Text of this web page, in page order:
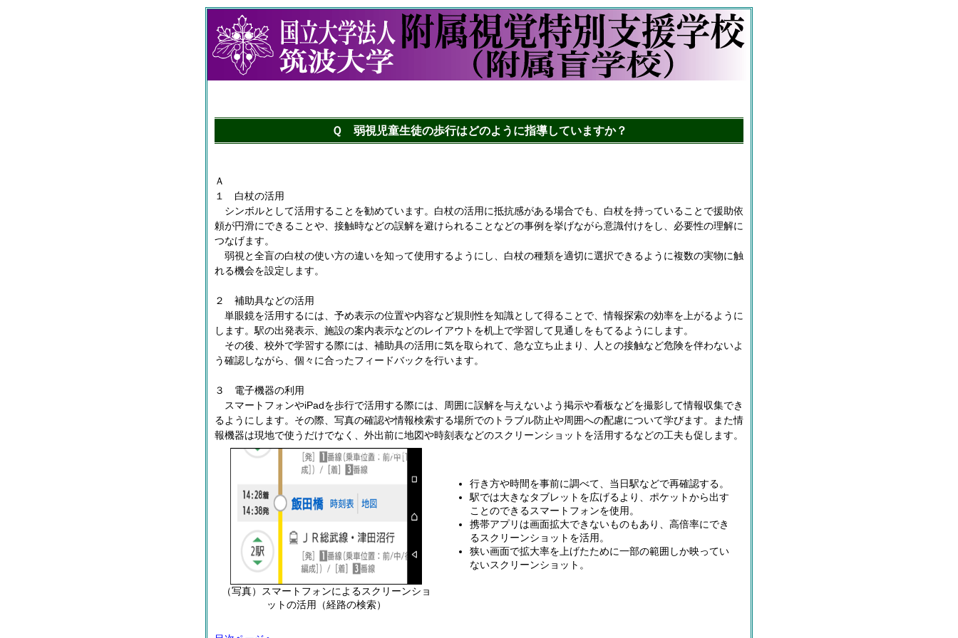
Ｑ 弱視児童生徒の歩行はどのように指導していますか？
Ａ
１ 白杖の活用
シンボルとして活用することを勧めています。白杖の活用に抵抗感がある場合でも、白杖を持っていることで援助依
頼が円滑にできることや、接触時などの誤解を避けられることなどの事例を挙げながら意識付けをし、必要性の理解に
つなげます。
弱視と全盲の白杖の使い方の違いを知って使用するようにし、白杖の種類を適切に選択できるように複数の実物に触
れる機会を設定します。
２ 補助具などの活用
単眼鏡を活用するには、予め表示の位置や内容など規則性を知識として得ることで、情報探索の効率を上がるように
します。駅の出発表示、施設の案内表示などのレイアウトを机上で学習して見通しをもてるようにします。
その後、校外で学習する際には、補助具の活用に気を取られて、急な立ち止まり、人との接触など危険を伴わないよ
う確認しながら、個々に合ったフィードバックを行います。
３ 電子機器の利用
スマートフォンやiPadを歩行で活用する際には、周囲に誤解を与えないよう掲示や看板などを撮影して情報収集でき
るようにします。その際、写真の確認や情報検索する場所でのトラブル防止や周囲への配慮について学びます。また情
報機器は現地で使うだけでなく、外出前に地図や時刻表などのスクリーンショットを活用するなどの工夫も促します。
（写真）スマートフォンによるスクリーンショ
ットの活用（経路の検索）
行き方や時間を事前に調べて、当日駅などで再確認する。
駅では大きなタブレットを広げるより、ポケットから出す
ことのできるスマートフォンを使用。
携帯アプリは画面拡大できないものもあり、高倍率にでき
るスクリーンショットを活用。
狭い画面で拡大率を上げたために一部の範囲しか映ってい
ないスクリーンショット。